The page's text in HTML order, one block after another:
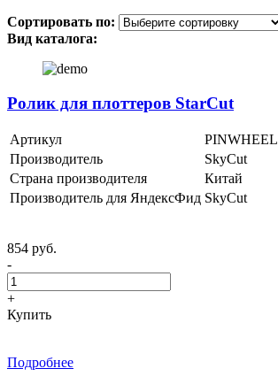
Сортировать по:
Вид каталога:
Ролик для плоттеров StarCut
Артикул
PINWHEEL
Производитель
SkyCut
Страна производителя
Китай
Производитель для ЯндексФид SkyCut
854 руб.
-
+
Купить
Подробнее